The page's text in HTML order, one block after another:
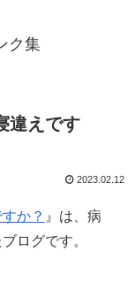
ク集
違えです
2023.02.12
か？ 』は、病
ログです。